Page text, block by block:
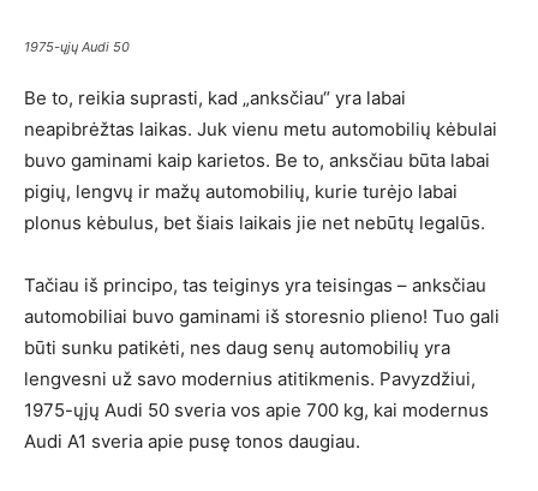
1975-ųjų Audi 50
Be to, reikia suprasti, kad „anksčiau“ yra labai
neapibrėžtas laikas. Juk vienu metu automobilių kėbulai
buvo gaminami kaip karietos. Be to, anksčiau būta labai
pigių, lengvų ir mažų automobilių, kurie turėjo labai
plonus kėbulus, bet šiais laikais jie net nebūtų legalūs.
Tačiau iš principo, tas teiginys yra teisingas – anksčiau
automobiliai buvo gaminami iš storesnio plieno! Tuo gali
būti sunku patikėti, nes daug senų automobilių yra
lengvesni už savo modernius atitikmenis. Pavyzdžiui,
1975-ųjų Audi 50 sveria vos apie 700 kg, kai modernus
Audi A1 sveria apie pusę tonos daugiau.